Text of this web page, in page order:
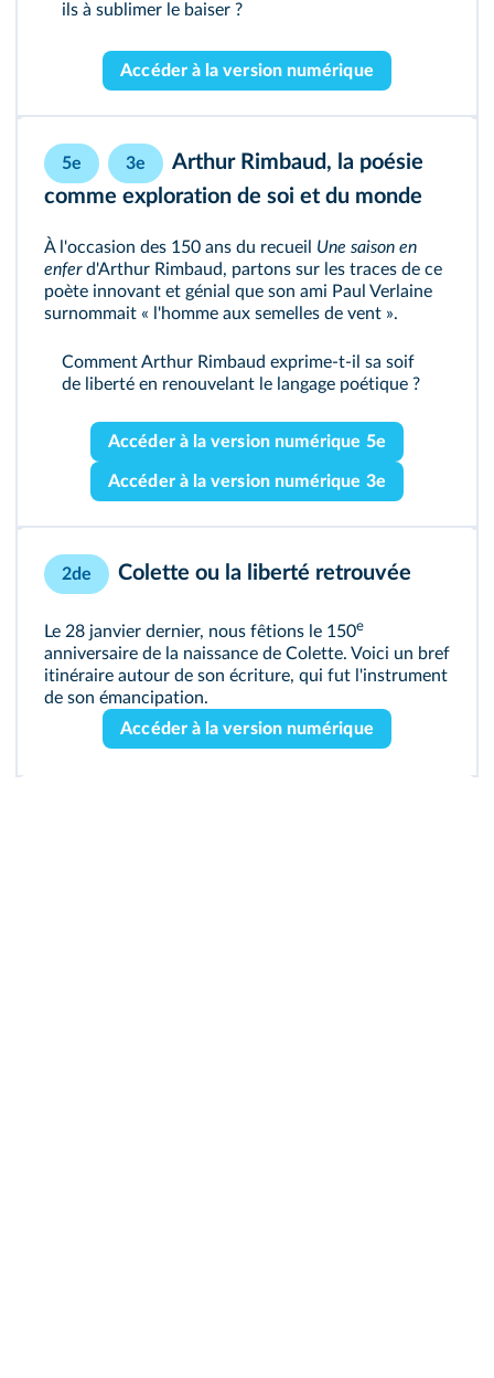
ils à sublimer le baiser ?
Accéder à la version numérique
5e 3e
Arthur Rimbaud, la poésie
comme exploration de soi et du monde
À l'occasion des 150 ans du recueil Une saison en
enferd'Arthur Rimbaud, partons sur les traces de ce
poète innovant et génial que son ami Paul Verlaine
surnommait « l'homme aux semelles de vent ».
Comment Arthur Rimbaud exprime-t-il sa soif
de liberté en renouvelant le langage poétique ?
Accéder à la version numérique 5e
Accéder à la version numérique 3e
2de Colette ou la liberté retrouvée
Le 28 janvier dernier, nous fêtions le 150e
anniversaire de la naissance de Colette. Voici un bref
itinéraire autour de son écriture, qui fut l'instrument
de son émancipation.
Accéder à la version numérique